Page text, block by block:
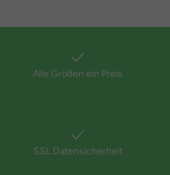
Alle Größen ein Preis
SSL Datensicherheit